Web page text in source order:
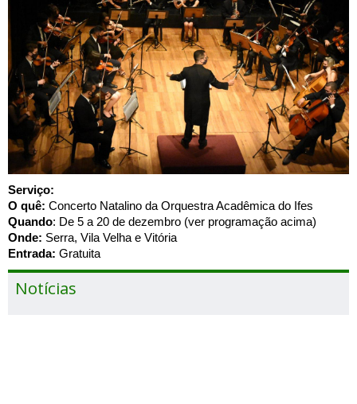
Serviço:
O quê: Concerto Natalino da Orquestra Acadêmica do Ifes
Quando: De 5 a 20 de dezembro (ver programação acima)
Onde: Serra, Vila Velha e Vitória
Entrada: Gratuita
Notícias